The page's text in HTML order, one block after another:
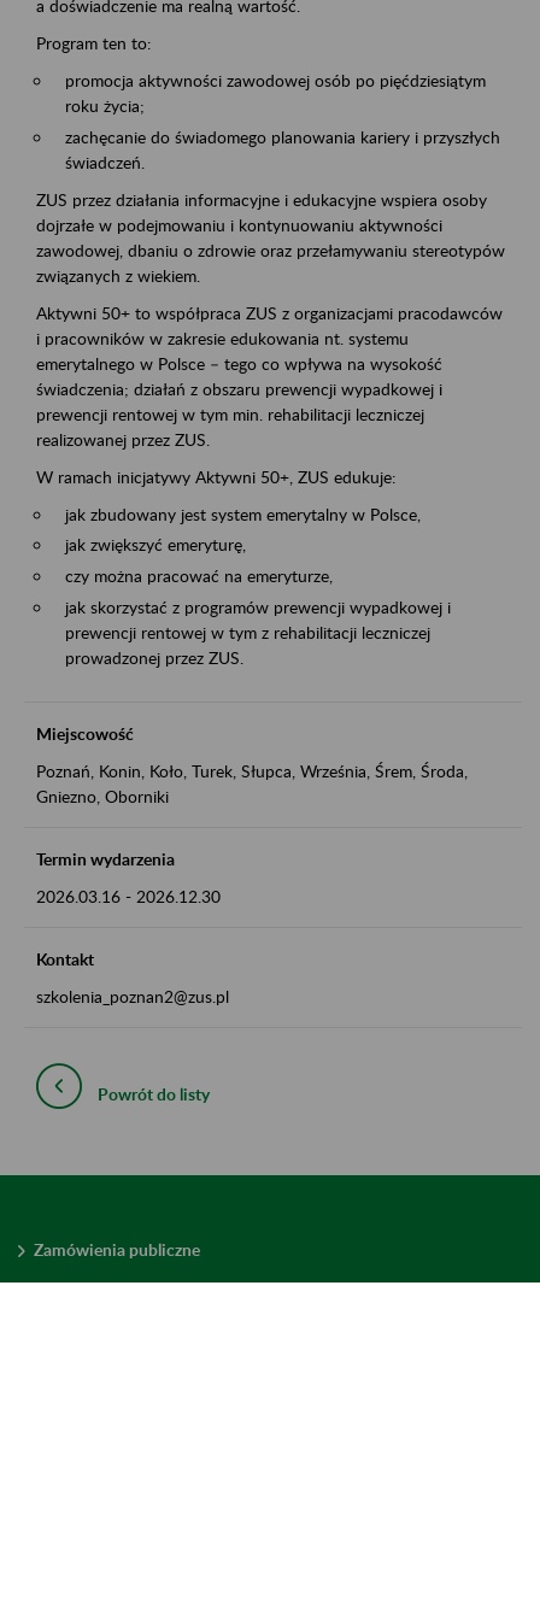
a doświadczenie ma realną wartość.
Program ten to:
promocja aktywności zawodowej osób po pięćdziesiątym
roku życia;
zachęcanie do świadomego planowania kariery i przyszłych
świadczeń.
ZUS przez działania informacyjne i edukacyjne wspiera osoby
dojrzałe w podejmowaniu i kontynuowaniu aktywności
zawodowej, dbaniu o zdrowie oraz przełamywaniu stereotypów
związanych z wiekiem.
Aktywni 50+ to współpraca ZUS z organizacjami pracodawców
i pracowników w zakresie edukowania nt. systemu
emerytalnego w Polsce – tego co wpływa na wysokość
świadczenia; działań z obszaru prewencji wypadkowej i
prewencji rentowej w tym min. rehabilitacji leczniczej
realizowanej przez ZUS.
W ramach inicjatywy Aktywni 50+, ZUS edukuje:
jak zbudowany jest system emerytalny w Polsce,
jak zwiększyć emeryturę,
czy można pracować na emeryturze,
jak skorzystać z programów prewencji wypadkowej i
prewencji rentowej w tym z rehabilitacji leczniczej
prowadzonej przez ZUS.
Miejscowość
Poznań, Konin, Koło, Turek, Słupca, Września, Śrem, Środa,
Gniezno, Oborniki
Termin wydarzenia
2026.03.16 - 2026.12.30
Kontakt
szkolenia_poznan2@zus.pl
Powrót do listy
Zamówienia publiczne